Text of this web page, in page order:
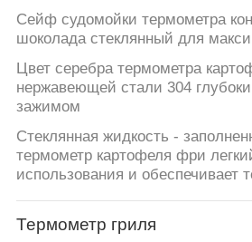
Сейф судомойки термометра
шоколада стеклянный для
Цвет серебра термометра
нержавеющей стали 304
зажимом
Стеклянная жидкость -
термометр картофеля фри
использования и обеспечивает
Термометр гриля